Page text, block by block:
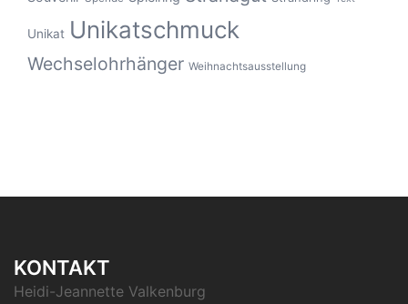
Unikat Unikatschmuck
Wechselohrhänger Weihnachtsausstellung
KONTAKT
Heidi-Jeannette Valkenburg